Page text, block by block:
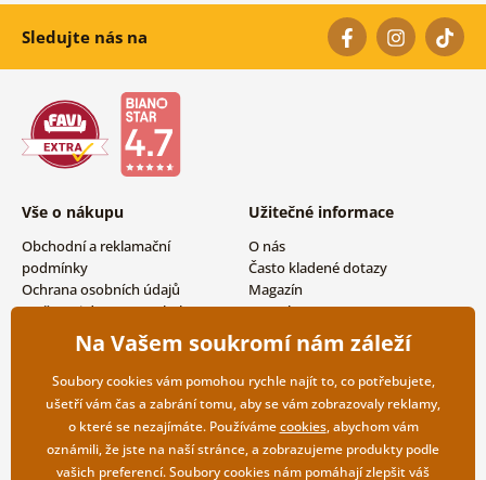
Sledujte nás na
Vše o nákupu
Obchodní a reklamační
podmínky
Ochrana osobních údajů
Možnosti dopravy a platby
Vrácení zboží
Užitečné informace
O nás
Často kladené dotazy
Magazín
Kontakty
Velkoobchodní spolupráce
Na Vašem soukromí nám záleží
Soubory cookies vám pomohou rychle najít to, co potřebujete,
ušetří vám čas a zabrání tomu, aby se vám zobrazovaly reklamy,
o které se nezajímáte. Používámecookies, abychom vám
oznámili, že jste na naší stránce, a zobrazujeme produkty podle
vašich preferencí. Soubory cookies nám pomáhají zlepšit váš